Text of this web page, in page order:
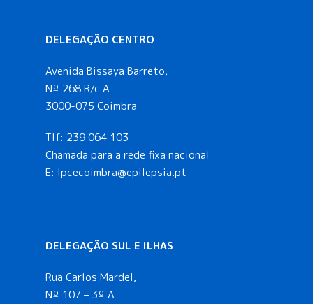
DELEGAÇÃO CENTRO
Avenida Bissaya Barreto,
Nº 268 R/c A
3000-075 Coimbra
Tlf: 239 064 103
Chamada para a rede fixa nacional
E: lpcecoimbra@epilepsia.pt
DELEGAÇÃO SUL E ILHAS
Rua Carlos Mardel,
Nº 107 – 3º A